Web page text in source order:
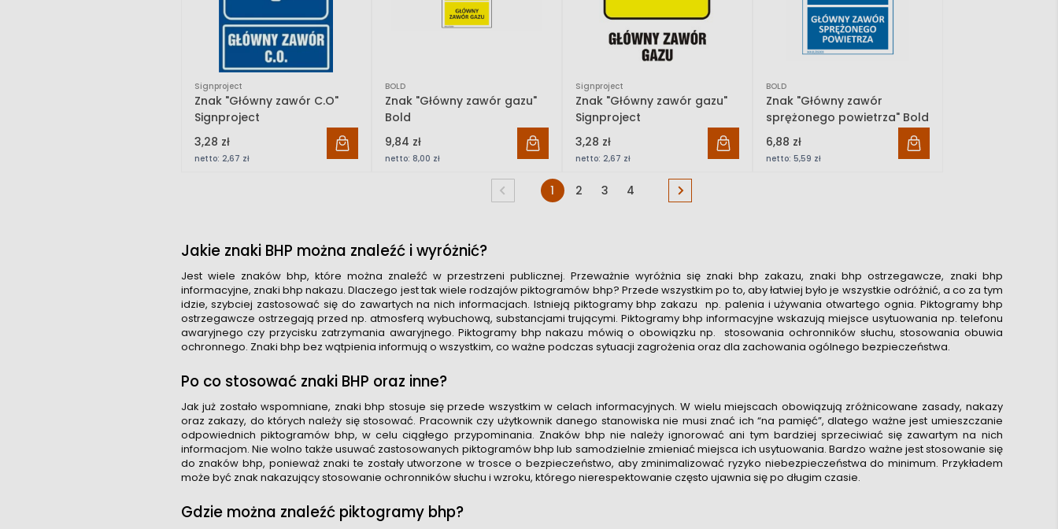
Signproject
Znak "Główny zawór C.O"
Signproject
3,28 zł
netto: 2,67 zł
BOLD
Znak "Główny zawór gazu"
Bold
9,84 zł
netto: 8,00 zł
Signproject
Znak "Główny zawór gazu"
Signproject
3,28 zł
netto: 2,67 zł
BOLD
Znak "Główny zawór
sprężonego powietrza" Bold
6,88 zł
netto: 5,59 zł
1 2 3 4
Jakie znaki BHP można znaleźć i wyróżnić?
Jest wiele znaków bhp, które można znaleźć w przestrzeni publicznej. Przeważnie wyróżnia się znaki bhp zakazu, znaki bhp ostrzegawcze, znaki bhp
informacyjne, znaki bhp nakazu. Dlaczego jest tak wiele rodzajów piktogramów bhp? Przede wszystkim po to, aby łatwiej było je wszystkie odróżnić, a co za tym
idzie, szybciej zastosować się do zawartych na nich informacjach. Istnieją piktogramy bhp zakazu np. palenia i używania otwartego ognia. Piktogramy bhp
ostrzegawcze ostrzegają przed np. atmosferą wybuchową, substancjami trującymi. Piktogramy bhp informacyjne wskazują miejsce usytuowania np. telefonu
awaryjnego czy przycisku zatrzymania awaryjnego. Piktogramy bhp nakazu mówią o obowiązku np. stosowania ochronników słuchu, stosowania obuwia
ochronnego. Znaki bhp bez wątpienia informują o wszystkim, co ważne podczas sytuacji zagrożenia oraz dla zachowania ogólnego bezpieczeństwa.
Po co stosować znaki BHP oraz inne?
Jak już zostało wspomniane, znaki bhp stosuje się przede wszystkim w celach informacyjnych. W wielu miejscach obowiązują zróżnicowane zasady, nakazy
oraz zakazy, do których należy się stosować. Pracownik czy użytkownik danego stanowiska nie musi znać ich “na pamięć”, dlatego ważne jest umieszczanie
odpowiednich piktogramów bhp, w celu ciągłego przypominania. Znaków bhp nie należy ignorować ani tym bardziej sprzeciwiać się zawartym na nich
informacjom. Nie wolno także usuwać zastosowanych piktogramów bhp lub samodzielnie zmieniać miejsca ich usytuowania. Bardzo ważne jest stosowanie się
do znaków bhp, ponieważ znaki te zostały utworzone w trosce o bezpieczeństwo, aby zminimalizować ryzyko niebezpieczeństwa do minimum. Przykładem
może być znak nakazujący stosowanie ochronników słuchu i wzroku, którego nierespektowanie często ujawnia się po długim czasie.
Gdzie można znaleźć piktogramy bhp?